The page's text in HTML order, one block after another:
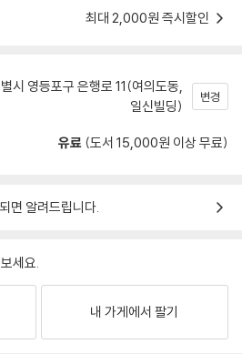
최대 2,000원 즉시할인
시 영등포구 은행로 11(여의도동,
일신빌딩)
변경
유료 (도서 15,000원 이상 무료)
면 알려드립니다.
세요.
내 가게에서 팔기